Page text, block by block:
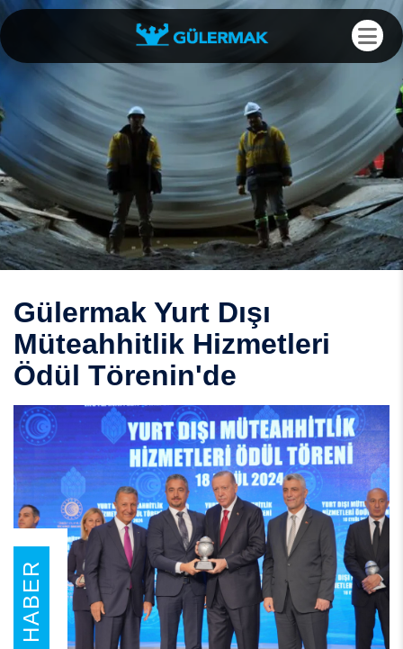
Gülermak Yurt Dışı
Müteahhitlik Hizmetleri
Ödül Törenin'de
HABER